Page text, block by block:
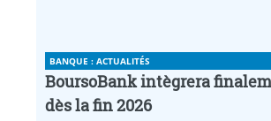
BANQUE : ACTUALITÉS
BoursoBank intègrera
dès la fin 2026